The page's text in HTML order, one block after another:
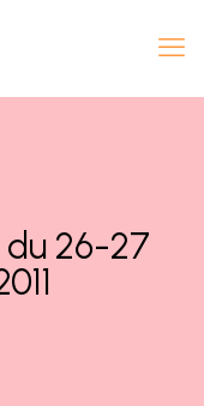
du 26-27